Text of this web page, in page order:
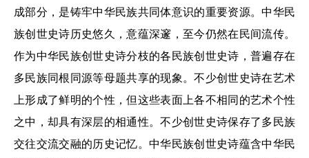
成部分，是铸牢中华民族共同体意识的重要资源。中华民
族创世史诗历史悠久，意蕴深邃，至今仍然在民间流传。
作为中华民族创世史诗分枝的各民族创世史诗，普遍存在
多民族同根同源等母题共享的现象。不少创世史诗在艺术
上形成了鲜明的个性，但这些表面上各不相同的艺术个性
之中，却具有深层的相通性。不少创世史诗保存了多民族
交往交流交融的历史记忆。中华民族创世史诗蕴含中华民